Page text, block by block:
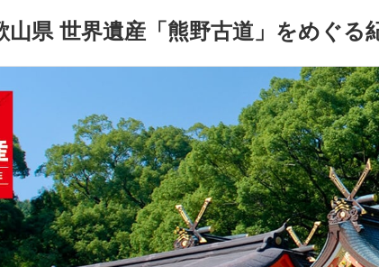
山県 世界遺産「熊野古道」をめぐ